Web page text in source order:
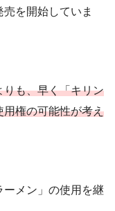
を開始していま
りも、早く「キリン
用権の可能性が考え
メン」の使用を継